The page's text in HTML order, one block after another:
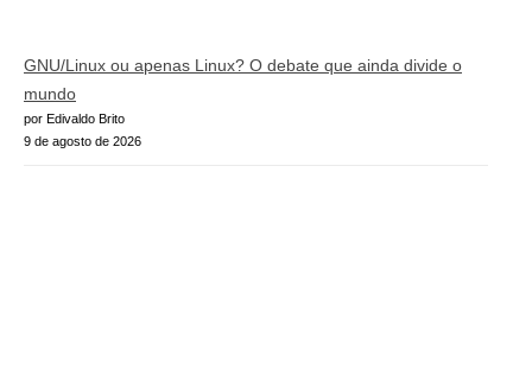
GNU/Linux ou apenas Linux? O debate que ainda divide o
mundo
por Edivaldo Brito
9 de agosto de 2026